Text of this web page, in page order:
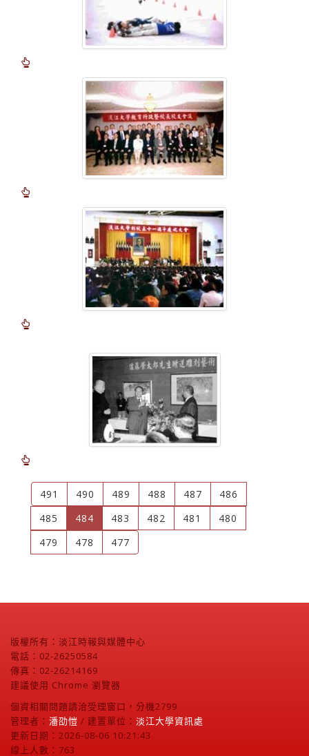
491 490 489 488 487
486
485
484 (current)
483 482 481
480
479
478 477
版權所有：淡江時報與媒體中心
電話：02-26250584
傳真：02-26214169
建議使用 Chrome 瀏覽器
個資相關問題請洽受理窗口，分機2799
管理者： 潘劭愷 / 建置單位： 淡江大學資訊處
更新日期：2026-08-06 10:21:43
線上人數：763